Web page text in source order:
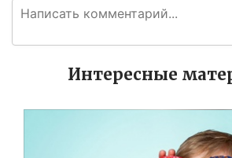
Интересные